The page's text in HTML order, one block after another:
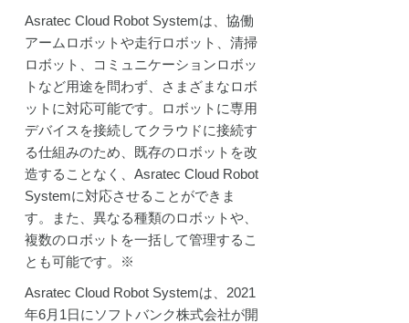
Asratec Cloud Robot Systemは、協働
アームロボットや走行ロボット、清掃
ロボット、コミュニケーションロボッ
トなど用途を問わず、さまざまなロボ
ットに対応可能です。ロボットに専用
デバイスを接続してクラウドに接続す
る仕組みのため、既存のロボットを改
造することなく、Asratec Cloud Robot
Systemに対応させることができま
す。また、異なる種類のロボットや、
複数のロボットを一括して管理するこ
とも可能です。※
Asratec Cloud Robot Systemは、2021
年6月1日にソフトバンク株式会社が開